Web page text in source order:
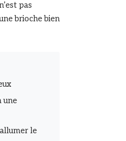
pas
brioche bien
une
le